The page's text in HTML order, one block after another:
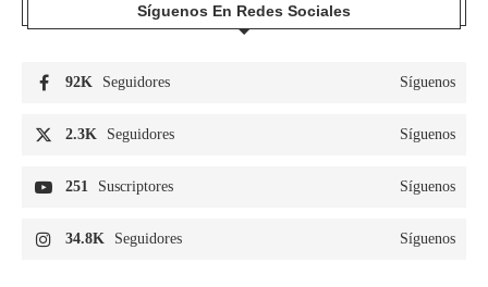
Síguenos En Redes Sociales
92K Seguidores Síguenos
2.3K Seguidores Síguenos
251 Suscriptores Síguenos
34.8K Seguidores Síguenos